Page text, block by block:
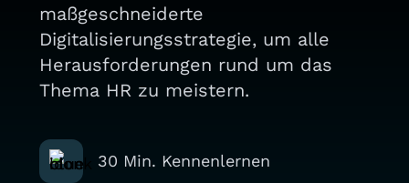
maßgeschneiderte
Digitalisierungsstrategie, um alle
Herausforderungen rund um das
Thema HR zu meistern.
30 Min. Kennenlernen